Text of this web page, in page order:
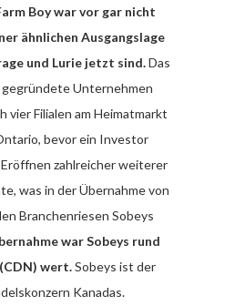
Boy war vor gar nicht
ähnlichen Ausgangslage
und Lurie jetzt sind.Das
Unternehmen
vier Filialen am Heimatmarkt
bevor ein Investor
zahlreicher weiterer
was in der Übernahme von
Branchenriesen Sobeys
war Sobeys rund
wert.Sobeys ist der
Kanadas.